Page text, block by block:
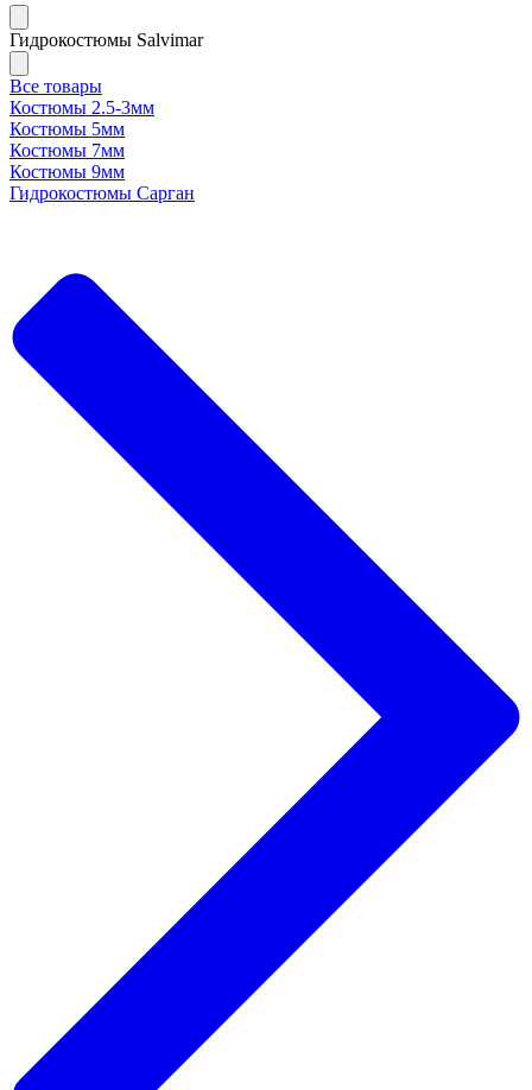
Гидрокостюмы Salvimar
Все товары
Костюмы 2.5-3мм
Костюмы 5мм
Костюмы 7мм
Костюмы 9мм
Гидрокостюмы Сарган